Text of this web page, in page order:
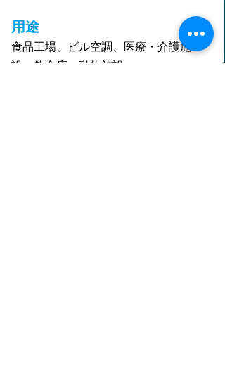
用途
食品工場、ビル空調、医療・介護施
設、飲食店、動物施設